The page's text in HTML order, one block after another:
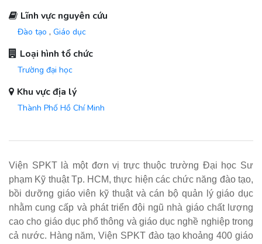
Lĩnh vực nguyên cứu
Đào tạo , Giáo dục
Loại hình tổ chức
Trường đại học
Khu vực địa lý
Thành Phố Hồ Chí Minh
Viện SPKT là một đơn vị trực thuộc trường Đại học Sư
phạm Kỹ thuật Tp. HCM, thực hiện các chức năng đào tạo,
bồi dưỡng giáo viên kỹ thuật và cán bộ quản lý giáo dục
nhằm cung cấp và phát triển đội ngũ nhà giáo chất lượng
cao cho giáo dục phổ thông và giáo dục nghề nghiệp trong
cả nước. Hàng năm, Viện SPKT đào tạo khoảng 400 giáo